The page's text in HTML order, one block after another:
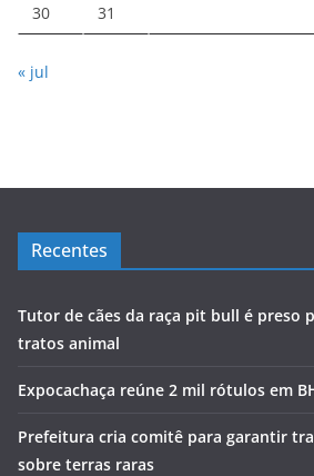
30 31
« jul
Recentes
Tutor de cães da raça pit bull é preso
tratos animal
Expocachaça reúne 2 mil rótulos em
Prefeitura cria comitê para garantir
sobre terras raras